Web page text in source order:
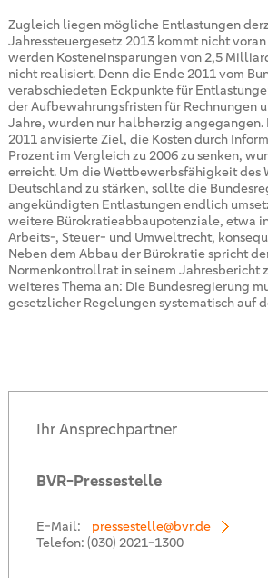
Zugleich liegen mögliche Entlastungen
Jahressteuergesetz 2013 kommt nicht
werden Kosteneinsparungen von 2,5
nicht realisiert. Denn die Ende 2011 vom
verabschiedeten Eckpunkte für
der Aufbewahrungsfristen für Rechnungen
Jahre, wurden nur halbherzig angegangen.
2011 anvisierte Ziel, die Kosten durch
Prozent im Vergleich zu 2006 zu senken,
erreicht. Um die Wettbewerbsfähigkeit des
Deutschland zu stärken, sollte die
angekündigten Entlastungen endlich
weitere Bürokratieabbaupotenziale, etwa
Arbeits-, Steuer- und Umweltrecht,
Neben dem Abbau der Bürokratie spricht
Normenkontrollrat in seinem Jahresbericht
weiteres Thema an: Die Bundesregierung
gesetzlicher Regelungen systematisch auf
Ihr Ansprechpartner
BVR-Pressestelle
E-Mail:
pressestelle@bvr.de
Telefon: (030) 2021-1300